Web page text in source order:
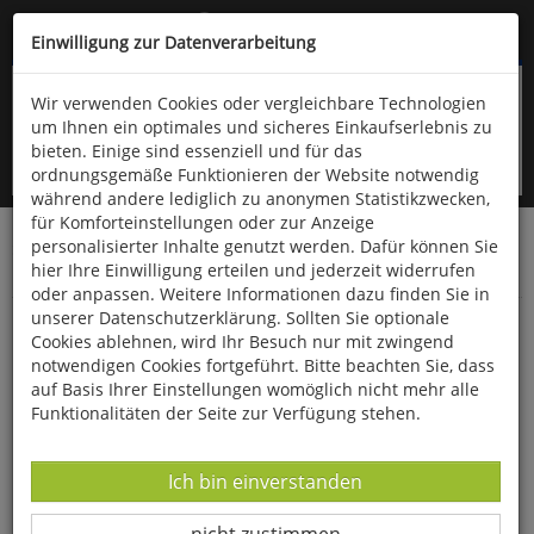
Kompletten Head der Seite überspringen
oder (06766) 9323-960
Startseite Bücher Quelle & Meyer Verlag
Flora
Garten-, Nutz- und Zierpflanzen
Ziergehölzschnitt in Bildern
Einwilligung zur Datenverarbeitung
Wir verwenden Cookies oder vergleichbare Technologien
um Ihnen ein optimales und sicheres Einkaufserlebnis zu
bieten. Einige sind essenziell und für das
ordnungsgemäße Funktionieren der Website notwendig
während andere lediglich zu anonymen Statistikzwecken,
für Komforteinstellungen oder zur Anzeige
personalisierter Inhalte genutzt werden. Dafür können Sie
hier Ihre Einwilligung erteilen und jederzeit widerrufen
oder anpassen. Weitere Informationen dazu finden Sie in
unserer Datenschutzerklärung. Sollten Sie optionale
Cookies ablehnen, wird Ihr Besuch nur mit zwingend
notwendigen Cookies fortgeführt. Bitte beachten Sie, dass
auf Basis Ihrer Einstellungen womöglich nicht mehr alle
Funktionalitäten der Seite zur Verfügung stehen.
Datenverarbeitung -
Ich bin einverstanden